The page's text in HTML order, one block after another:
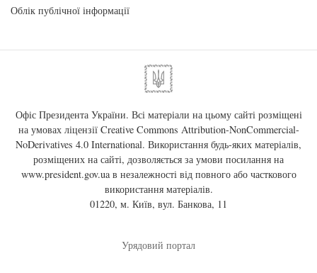
Облік публічної інформації
Офіс Президента України. Всі матеріали на цьому сайті розміщені
на умовах ліцензії Creative Commons Attribution-NonCommercial-
NoDerivatives 4.0 International. Використання будь-яких матеріалів,
розміщених на сайті, дозволяється за умови посилання на
www.president.gov.uaв незалежності від повного або часткового
використання матеріалів.
01220, м. Київ, вул. Банкова, 11
Урядовий портал